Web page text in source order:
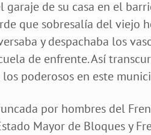
garaje de su casa en el
que sobresalía del viejo
y despachaba los
de enfrente. Así
poderosos en este
por hombres del
Mayor de Bloques y